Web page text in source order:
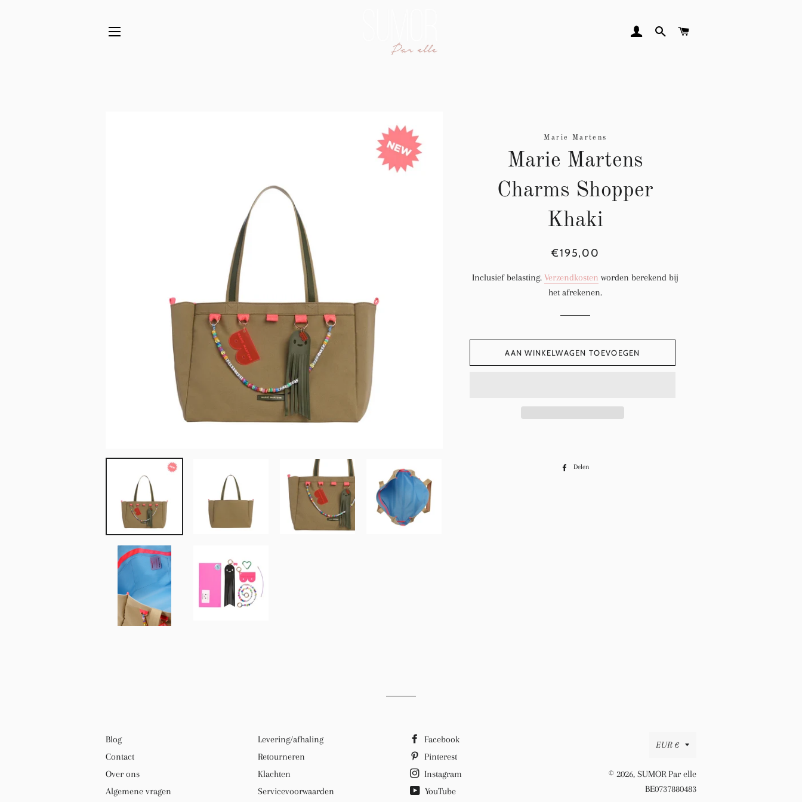
AANMELDEN
ZOEKEN
Marie Martens
Marie Martens
Charms Shopper
Khaki
Normale
Aanbiedingsprijs
€195,00
Inclusief belasting. Verzendkosten worden berekend bij
het afrekenen.
AAN WINKELWAGEN TOEVOEGEN
Delen
Blog
Contact
Over ons
Algemene vragen
Levering/afhaling
Retourneren
Klachten
Servicevoorwaarden
Facebook
Pinterest
Instagram
YouTube
Valuta
EUR €
© 2026, SUMOR Par elle
BE0737880483